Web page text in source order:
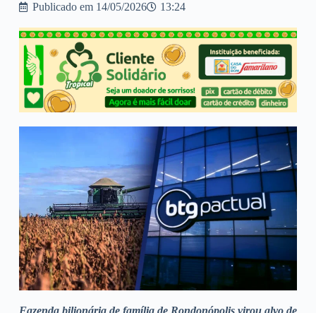
Publicado em 14/05/2026 13:24
Fazenda bilionária de família de Rondonópolis virou alvo de